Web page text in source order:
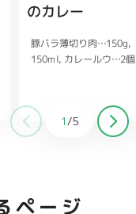
のカレー
豚バラ薄切り肉…150g
150ml カレールウ…2個
1/5
ページ